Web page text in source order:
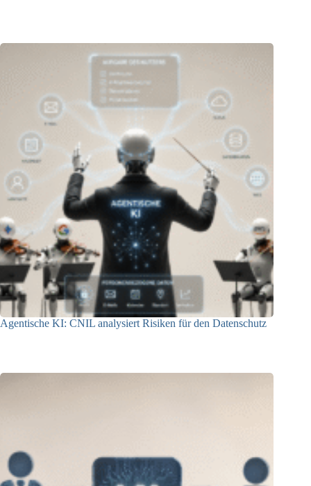
Agentische KI: CNIL analysiert Risiken für den Datenschutz